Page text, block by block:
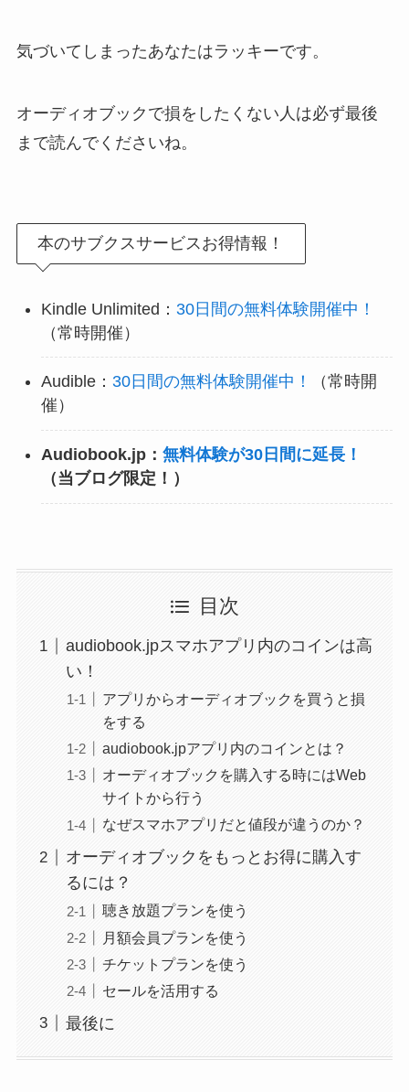
気づいてしまったあなたはラッキーです。
オーディオブックで損をしたくない人は必ず最後
まで読んでくださいね。
本のサブクスサービスお得情報！
Kindle Unlimited： 30日間の無料体験開催中！
（常時開催）
Audible： 30日間の無料体験開催中！
（常時開
催）
Audiobook.jp： 無料体験が30日間に延長！
（当ブログ限定！）
目次
audiobook.jpスマホアプリ内のコインは高
い！
アプリからオーディオブックを買うと損
をする
audiobook.jpアプリ内のコインとは？
オーディオブックを購入する時にはWeb
サイトから行う
なぜスマホアプリだと値段が違うのか？
オーディオブックをもっとお得に購入す
るには？
聴き放題プランを使う
月額会員プランを使う
チケットプランを使う
セールを活用する
最後に